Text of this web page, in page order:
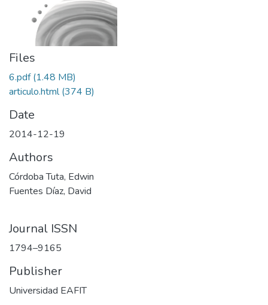
Files
6.pdf(1.48 MB)
articulo.html(374 B)
Date
2014-12-19
Authors
Córdoba Tuta, Edwin
Fuentes Díaz, David
Journal ISSN
1794–9165
Publisher
Universidad EAFIT